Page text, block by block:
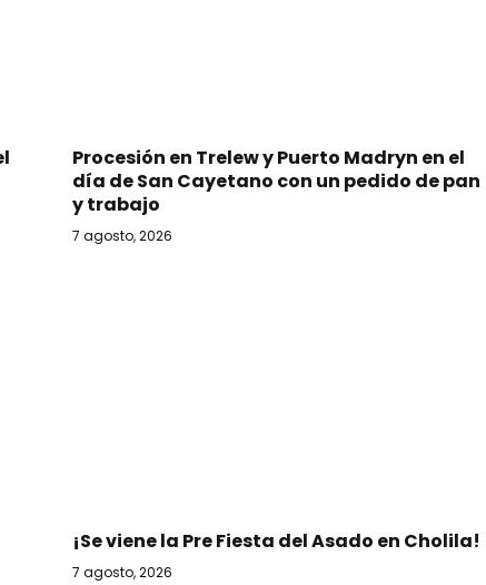
Procesión en Trelew y Puerto Madryn en el
día de San Cayetano con un pedido de pan
y trabajo
7 agosto, 2026
¡Se viene la Pre Fiesta del Asado en Cholila!
7 agosto, 2026